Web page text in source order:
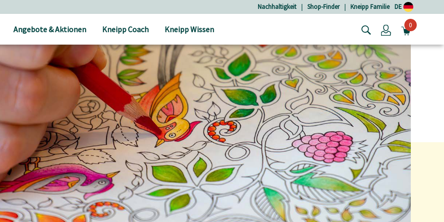
Nachhaltigkeit | Shop-Finder | Kneipp Familie DE
Angebote & Aktionen Kneipp Coach Kneipp Wissen Login0